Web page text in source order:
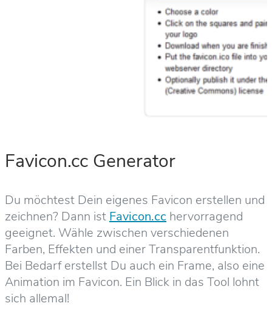
Favicon.cc Generator
Du möchtest Dein eigenes Favicon erstellen und
zeichnen? Dann istFavicon.cc hervorragend
geeignet. Wähle zwischen verschiedenen
Farben, Effekten und einer Transparentfunktion.
Bei Bedarf erstellst Du auch ein Frame, also eine
Animation im Favicon. Ein Blick in das Tool lohnt
sich allemal!